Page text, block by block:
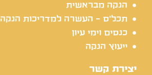
הנקה מבראשית
תכל'ס - העשרה למדריכות הנקה
כנסים וימי עיון
ייעוץ הנקה
יצירת קשר